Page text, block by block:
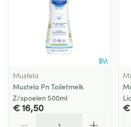
Mustela
Mustela Pn Toiletmelk
Z/spoelen 500ml
€ 16,50 €